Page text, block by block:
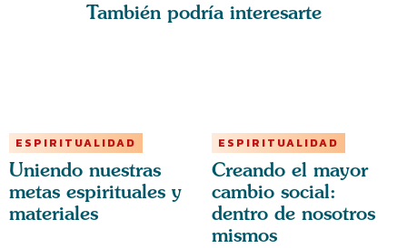
También podría interesarte
ESPIRITUALIDAD
Uniendo nuestras
metas espirituales y
materiales
ESPIRITUALIDAD
Creando el mayor
cambio social:
dentro de nosotros
mismos